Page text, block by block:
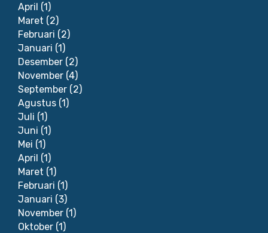
April (1)
Maret (2)
Februari (2)
Januari (1)
Desember (2)
November (4)
September (2)
Agustus (1)
Juli (1)
Juni (1)
Mei (1)
April (1)
Maret (1)
Februari (1)
Januari (3)
November (1)
Oktober (1)